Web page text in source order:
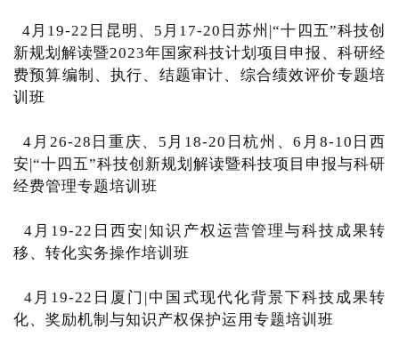
4月19-22日昆明、5月17-20日苏州|“十四五”科技创
新规划解读暨2023年国家科技计划项目申报、科研经
费预算编制、执行、结题审计、综合绩效评价专题培
训班
4月26-28日重庆、5月18-20日杭州、6月8-10日西
安|“十四五”科技创新规划解读暨科技项目申报与科研
经费管理专题培训班
4月19-22日西安|知识产权运营管理与科技成果转
移、转化实务操作培训班
4月19-22日厦门|中国式现代化背景下科技成果转
化、奖励机制与知识产权保护运用专题培训班